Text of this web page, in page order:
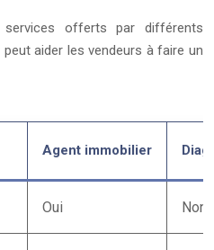
offerts par différents
aider les vendeurs à faire un
Agent immobilier
Oui Non